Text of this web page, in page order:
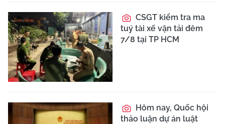
CSGT kiểm tra ma
tuý tài xế vận tải đêm
7/8 tại TP HCM
Hôm nay, Quốc hội
thảo luận dự án luật